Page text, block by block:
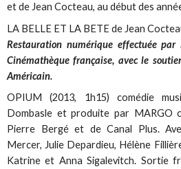
et de Jean Cocteau, au début des
LA BELLE ET LA BETE de Jean
Restauration numérique effectuée
Cinémathèque française, avec le
Américain.
OPIUM (2013, 1h15) comédie
Dombasle et produite par MARGO
Pierre Bergé et de Canal Plus.
Mercer, Julie Depardieu, Hélène
Katrine et Anna Sigalevitch. Sortie